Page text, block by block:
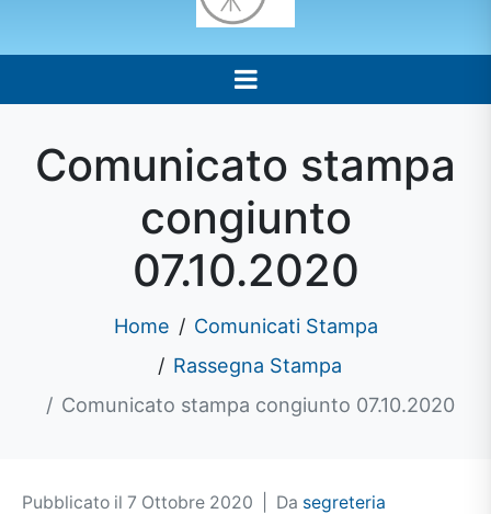
Comunicato stampa
congiunto
07.10.2020
Home
Comunicati Stampa
Rassegna Stampa
Comunicato stampa congiunto 07.10.2020
Pubblicato il 7 Ottobre 2020 Da segreteria